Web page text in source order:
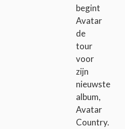
begint
Avatar
de
tour
voor
zijn
nieuwste
album,
Avatar
Country.